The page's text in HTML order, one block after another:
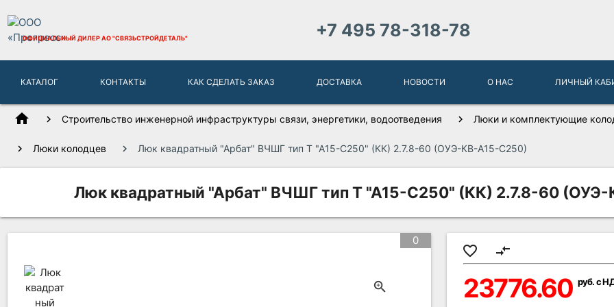
ОФИЦИАЛЬНЫЙ ДИЛЕРАО "СВЯЗЬСТРОЙДЕТАЛЬ" +7 495 78-318-78
КАТАЛОГ КОНТАКТЫ КАК СДЕЛАТЬ ЗАКАЗ ДОСТАВКА НОВОСТИ О НАС ЛИЧНЫЙ
home Строительство инженерной инфраструктуры связи, энергетики, водоотведения Люки и комплектующие
Люки колодцев Люк квадратный "Арбат" ВЧШГ тип Т "А15-С250" (КК) 2.7.8-60 (ОУЭ-КВ-А15-С250)
Люк квадратный "Арбат" ВЧШГ тип Т "А15-С250" (КК) 2.7.8-60
0
favorite_border compare_arrows
23776.60 руб. с